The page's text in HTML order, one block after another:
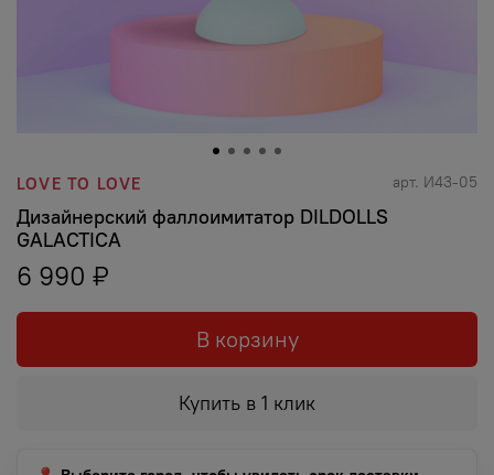
LOVE TO LOVE арт. И43-05
Дизайнерский фаллоимитатор DILDOLLS
GALACTICA
6 990 ₽
В корзину
Купить в 1 клик